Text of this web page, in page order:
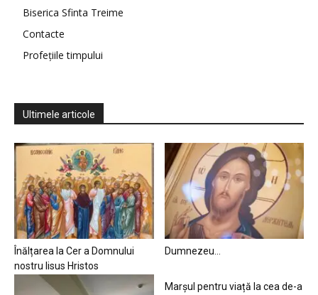
Biserica Sfinta Treime
Contacte
Profețiile timpului
Ultimele articole
Înălțarea la Cer a Domnului
nostru Iisus Hristos
Dumnezeu…
Marșul pentru viață la cea de-a